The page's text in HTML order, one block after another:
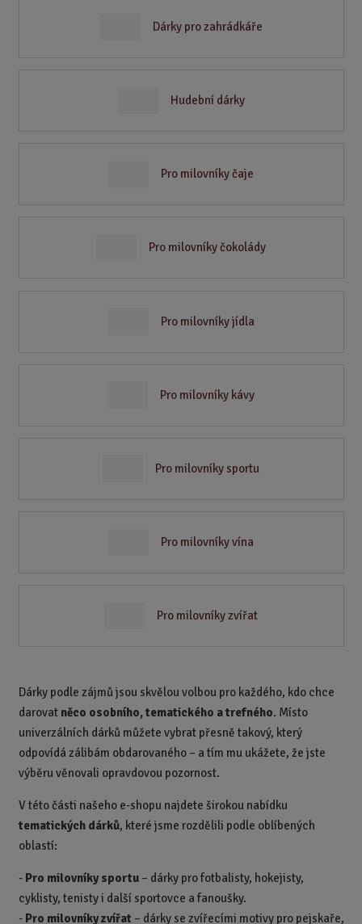
Dárky pro zahrádkáře
Hudební dárky
Pro milovníky čaje
Pro milovníky čokolády
Pro milovníky jídla
Pro milovníky kávy
Pro milovníky sportu
Pro milovníky vína
Pro milovníky zvířat
Dárky podle zájmů jsou skvělou volbou pro každého, kdo chce
darovat něco osobního, tematického a trefného. Místo
univerzálních dárků můžete vybrat přesně takový, který
odpovídá zálibám obdarovaného – a tím mu ukážete, že jste
výběru věnovali opravdovou pozornost.
V této části našeho e-shopu najdete širokou nabídku
tematických dárků, které jsme rozdělili podle oblíbených
oblastí:
- Pro milovníky sportu– dárky pro fotbalisty, hokejisty,
cyklisty, tenisty i další sportovce a fanoušky.
- Pro milovníky zvířat – dárky se zvířecími motivy pro pejskaře,